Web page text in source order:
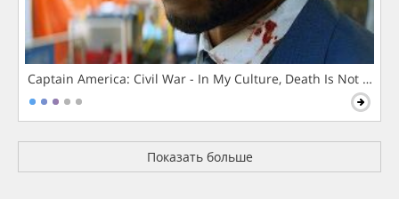
Captain America: Civil War - In My Culture, Death Is Not The
Показать больше